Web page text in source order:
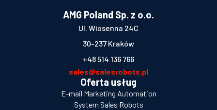
AMG Poland Sp. z o.o.
Ul. Wiosenna 24C
30-237 Kraków
+48 514 136 766
sales@salesrobots.pl
Oferta usług
E-mail Marketing Automation
System Sales Robots